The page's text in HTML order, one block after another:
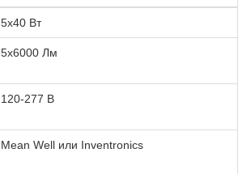
5x40 Вт
5x6000 Лм
120-277 В
Mean Well или Inventronics